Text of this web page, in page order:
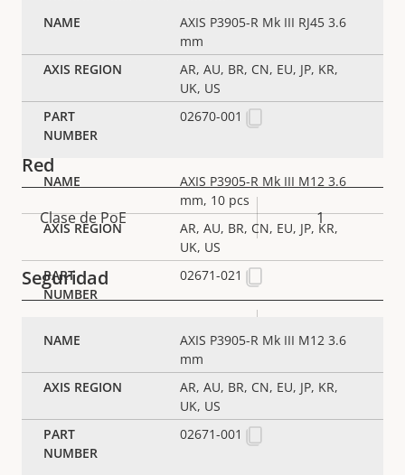
AXIS Camera Application
Platform
E/S digital –
Red
Descripción
propiedad
Valor de
la
propiedad
Clase de PoE 1
Seguridad
propiedad
la
propiedad
Cifrado HTTPS
IEEE 802.1X Sí
Sistema operativo firmado Sí
AXIS P3905-R Mk III RJ45 3.6
mm
AR, AU, BR, CN, EU, JP, KR,
UK, US
02670-001
AXIS P3905-R Mk III M12 3.6
mm, 10 pcs
AR, AU, BR, CN, EU, JP, KR,
UK, US
02671-021
AXIS P3905-R Mk III M12 3.6
mm
AR, AU, BR, CN, EU, JP, KR,
UK, US
02671-001